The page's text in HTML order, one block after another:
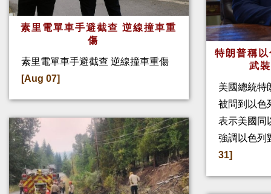
素里電單車手避截查 逆線撞車重
傷
素里電單車手避截查 逆線撞車重傷
[Aug 07]
特朗普稱
武
美國總統特
被問到以色
表示美國同
強調以色列
31]